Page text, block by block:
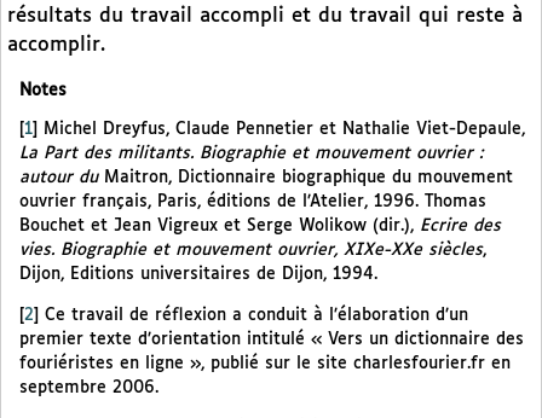
résultats du travail accompli et du travail qui reste à
accomplir.
Notes
1
Michel Dreyfus, Claude Pennetier et Nathalie Viet-Depaule,
La Part des militants. Biographie et mouvement ouvrier :
autour du Maitron, Dictionnaire biographique du mouvement
ouvrier français, Paris, éditions de l’Atelier, 1996. Thomas
Bouchet et Jean Vigreux et Serge Wolikow (dir.), Ecrire des
vies. Biographie et mouvement ouvrier, XIXe-XXe siècles,
Dijon, Editions universitaires de Dijon, 1994.
[2] Ce travail de réflexion a conduit à l’élaboration d’un
premier texte d’orientation intitulé « Vers un dictionnaire des
fouriéristes en ligne », publié sur le site charlesfourier.fr en
septembre 2006.